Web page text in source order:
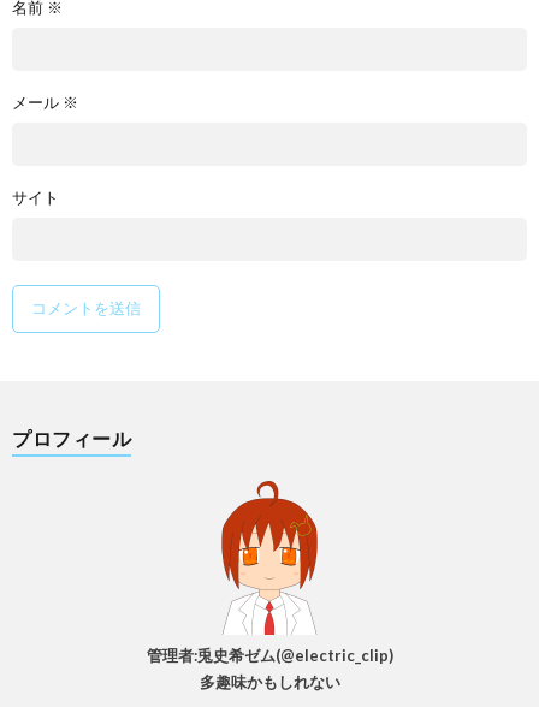
名前 ※
メール ※
サイト
プロフィール
管理者:兎史希ゼム(@electric_clip)
多趣味かもしれない